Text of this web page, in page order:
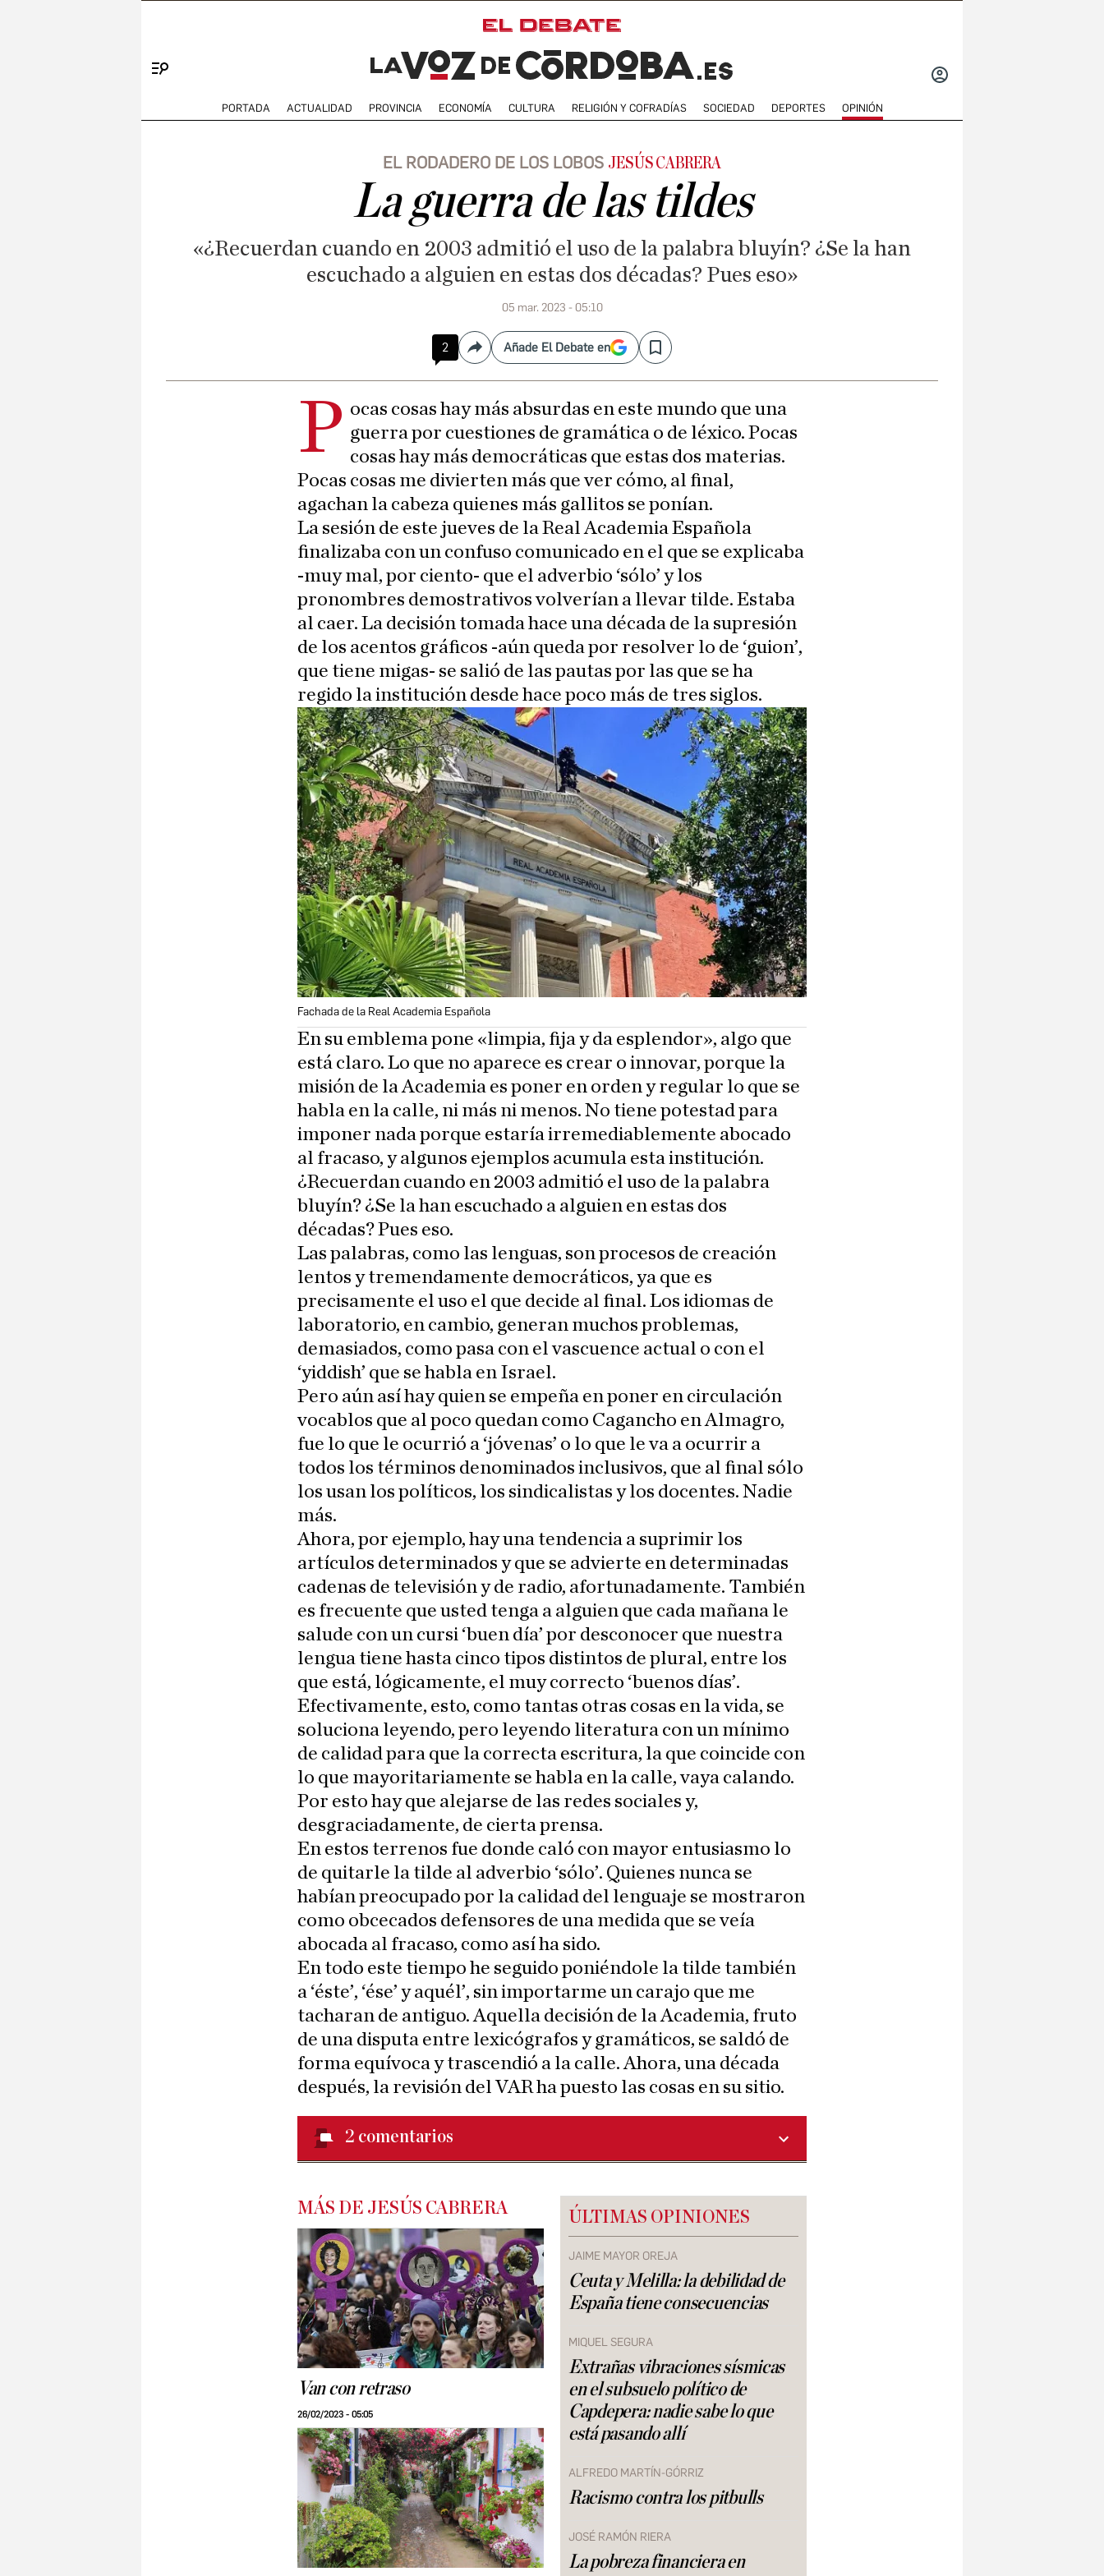
PORTADA ACTUALIDAD PROVINCIA ECONOMÍA CULTURA RELIGIÓN Y COFRADÍAS SOCIEDAD DEPORTES OPINIÓN
EL RODADERO DE LOS LOBOS JESÚS CABRERA
La guerra de las tildes
«¿Recuerdan cuando en 2003 admitió el uso de la palabra bluyín? ¿Se la han
escuchado a alguien en estas dos décadas? Pues eso»
05 mar. 2023 - 05:10
2 CompartirAñade El Debate en Save
P ocas cosas hay más absurdas en este mundo que una
guerra por cuestiones de gramática o de léxico. Pocas
cosas hay más democráticas que estas dos materias.
Pocas cosas me divierten más que ver cómo, al final,
agachan la cabeza quienes más gallitos se ponían.
La sesión de este jueves de la Real Academia Española
finalizaba con un confuso comunicado en el que se explicaba
-muy mal, por ciento- que el adverbio ‘sólo’ y los
pronombres demostrativos volverían a llevar tilde. Estaba
al caer. La decisión tomada hace una década de la supresión
de los acentos gráficos -aún queda por resolver lo de ‘guion’,
que tiene migas- se salió de las pautas por las que se ha
regido la institución desde hace poco más de tres siglos.
Fachada de la Real Academia Española
En su emblema pone «limpia, fija y da esplendor», algo que
está claro. Lo que no aparece es crear o innovar, porque la
misión de la Academia es poner en orden y regular lo que se
habla en la calle, ni más ni menos. No tiene potestad para
imponer nada porque estaría irremediablemente abocado
al fracaso, y algunos ejemplos acumula esta institución.
¿Recuerdan cuando en 2003 admitió el uso de la palabra
bluyín? ¿Se la han escuchado a alguien en estas dos
décadas? Pues eso.
Las palabras, como las lenguas, son procesos de creación
lentos y tremendamente democráticos, ya que es
precisamente el uso el que decide al final. Los idiomas de
laboratorio, en cambio, generan muchos problemas,
demasiados, como pasa con el vascuence actual o con el
‘yiddish’ que se habla en Israel.
Pero aún así hay quien se empeña en poner en circulación
vocablos que al poco quedan como Cagancho en Almagro,
fue lo que le ocurrió a ‘jóvenas’ o lo que le va a ocurrir a
todos los términos denominados inclusivos, que al final sólo
los usan los políticos, los sindicalistas y los docentes. Nadie
más.
Ahora, por ejemplo, hay una tendencia a suprimir los
artículos determinados y que se advierte en determinadas
cadenas de televisión y de radio, afortunadamente. También
es frecuente que usted tenga a alguien que cada mañana le
salude con un cursi ‘buen día’ por desconocer que nuestra
lengua tiene hasta cinco tipos distintos de plural, entre los
que está, lógicamente, el muy correcto ‘buenos días’.
Efectivamente, esto, como tantas otras cosas en la vida, se
soluciona leyendo, pero leyendo literatura con un mínimo
de calidad para que la correcta escritura, la que coincide con
lo que mayoritariamente se habla en la calle, vaya calando.
Por esto hay que alejarse de las redes sociales y,
desgraciadamente, de cierta prensa.
En estos terrenos fue donde caló con mayor entusiasmo lo
de quitarle la tilde al adverbio ‘sólo’. Quienes nunca se
habían preocupado por la calidad del lenguaje se mostraron
como obcecados defensores de una medida que se veía
abocada al fracaso, como así ha sido.
En todo este tiempo he seguido poniéndole la tilde también
a ‘éste’, ‘ése’ y aquél’, sin importarme un carajo que me
tacharan de antiguo. Aquella decisión de la Academia, fruto
de una disputa entre lexicógrafos y gramáticos, se saldó de
forma equívoca y trascendió a la calle. Ahora, una década
después, la revisión del VAR ha puesto las cosas en su sitio.
2 comentarios
MÁS DE JESÚS CABRERA
Van con retraso
26/02/2023 - 05:05
ÚLTIMAS OPINIONES
JAIME MAYOR OREJA
Ceuta y Melilla: la debilidad de
España tiene consecuencias
MIQUEL SEGURA
Extrañas vibraciones sísmicas
en el subsuelo político de
Capdepera: nadie sabe lo que
está pasando allí
ALFREDO MARTÍN-GÓRRIZ
Racismo contra los pitbulls
JOSÉ RAMÓN RIERA
La pobreza financiera en